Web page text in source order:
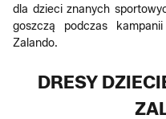
dla dzieci znanych
goszczą podczas
Zalando.
DRESY